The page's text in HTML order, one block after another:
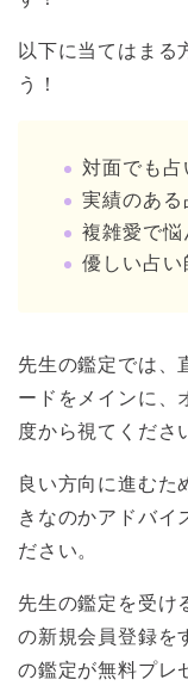
以下に当てはまる
う！
対面でも
実績のある
複雑愛で悩
優しい占い
先生の鑑定では、
ードをメインに、
度から視てくださ
良い方向に進むた
きなのかアドバイ
ださい。
先生の鑑定を受け
の新規会員登録を
の鑑定が無料プレ